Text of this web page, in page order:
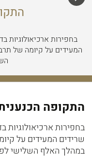
בחפירות
המעידים על קיומה של
התקופה
בחפירות
שרידים המעידים על
במהלך האלף השלישי